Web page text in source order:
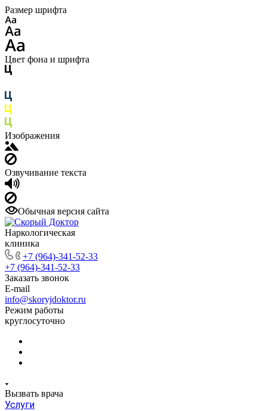
Размер шрифта
Цвет фона и шрифта
Изображения
Озвучивание текста
Обычная версия сайта
Наркологическая
клиника
+7 (964)-341-52-33
+7 (964)-341-52-33
Заказать звонок
E-mail
info@skoryjdoktor.ru
Режим работы
круглосуточно
Вызвать врача
Услуги